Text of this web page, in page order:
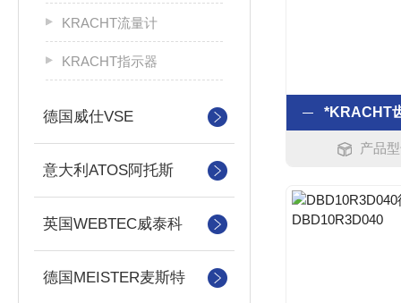
KRACHT流量计
KRACHT指示器
德国威仕VSE
意大利ATOS阿托斯
英国WEBTEC威泰科
德国MEISTER麦斯特
产品